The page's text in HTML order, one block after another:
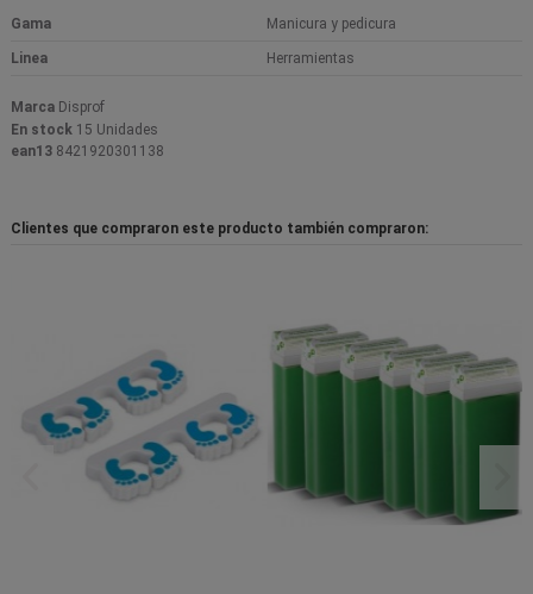
Gama Manicura y pedicura
Linea Herramientas
Marca Disprof
En stock 15 Unidades
ean13 8421920301138
Clientes que compraron este producto también compraron: